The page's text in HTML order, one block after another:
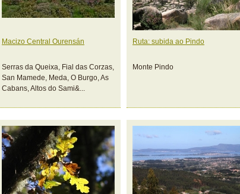
Macizo Central Ourensán
Serras da Queixa, Fial das Corzas,
San Mamede, Meda, O Burgo, As
Cabans, Altos do Sami&...
Ruta: subida ao Pindo
Monte Pindo